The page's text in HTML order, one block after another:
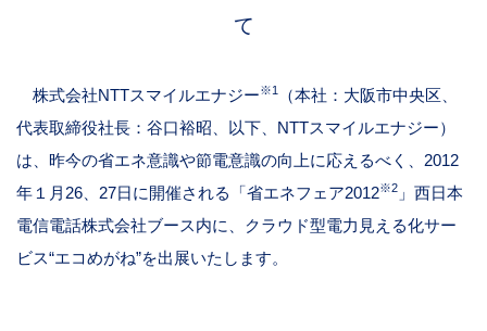
て
株式会社NTTスマイルエナジー※1
（本社：大阪市中央区、
代表取締役社長：谷口裕昭、以下、NTTスマイルエナジー）
は、昨今の省エネ意識や節電意識の向上に応えるべく、2012
年１月26、27日に開催される「省エネフェア2012※2 」西日本
電信電話株式会社ブース内に、クラウド型電力見える化サー
ビス“エコめがね”を出展いたします。